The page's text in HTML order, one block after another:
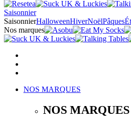
Saisonnier
SaisonnierHalloweenHiverNoëlPâques
Nos marques
NOS MARQUES
NOS MARQUES